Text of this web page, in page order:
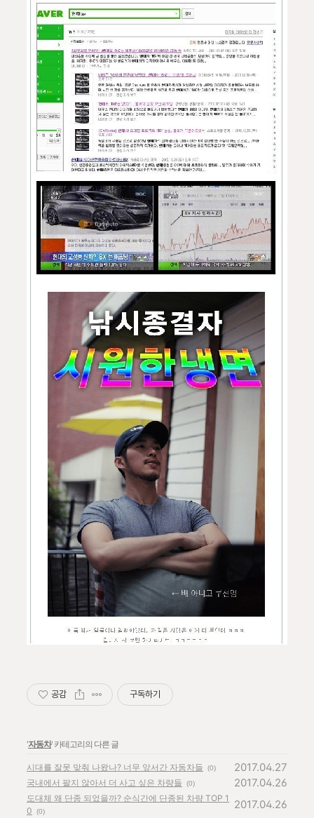
공감 구독하기
'자동차' 카테고리의 다른 글
시대를 잘못 맞춰 나왔나? 너무 앞서간 자동차들 (0) 2017.04.27
국내에서 팔지 않아서 더 사고 싶은 차량들 (0) 2017.04.26
도대체 왜 단종 되었을까? 순식간에 단종된 차량 TOP 1
0
(0)
2017.04.26